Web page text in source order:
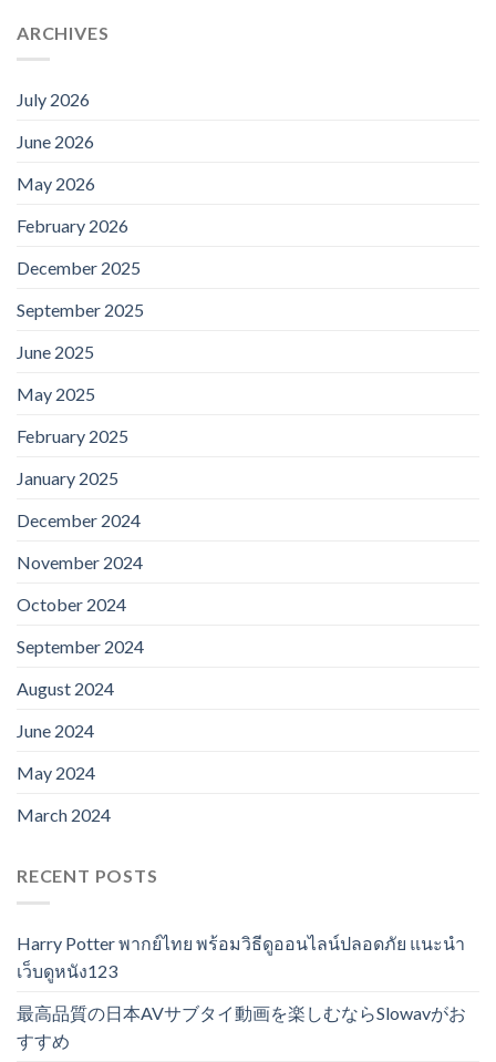
ARCHIVES
July 2026
June 2026
May 2026
February 2026
December 2025
September 2025
June 2025
May 2025
February 2025
January 2025
December 2024
November 2024
October 2024
September 2024
August 2024
June 2024
May 2024
March 2024
RECENT POSTS
Harry Potter พากย์ไทย พร้อมวิธีดูออนไลน์ปลอดภัย แนะนำ
เว็บดูหนัง123
最高品質の日本AVサブタイ動画を楽しむならSlowavがお
すすめ